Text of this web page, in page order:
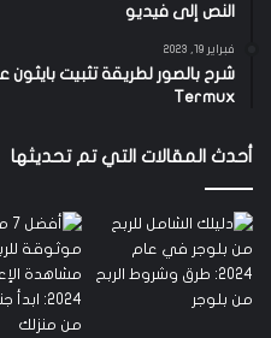
النص إلى فيديو
فبراير 19, 2023
شرح بالصور لطريقة تثبيت
Termux
أحدث المقالات التي تم تحديثها